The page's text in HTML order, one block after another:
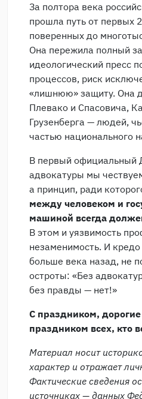
За полтора века
прошла путь от первых
поверенных до
Она пережила полный
идеологический пресс
процессов, риск
«лишнюю» защиту. Она
Плевако и Спасовича,
Грузенберга — людей,
частью национального
В первый официальный
адвокатуры мы
а принцип, ради
между человеком и
машиной всегда
В этом и уязвимость
незаменимость. И
больше века назад, не
остроты: «Без
без правды — нет!»
С праздником,
праздником всех, кто
Материал носит
характер и отражает
Фактические сведения
источниках — данных